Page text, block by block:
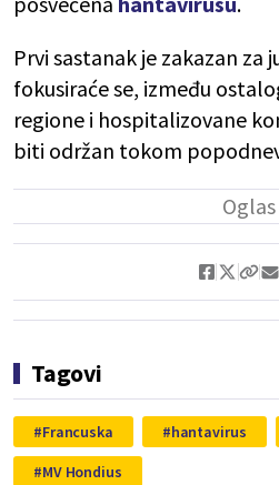
Prvi sastanak je zakazan za
fokusiraće se, između
regione i hospitalizovane
biti održan tokom
Tagovi
Francuska hantavirus
MV Hondius